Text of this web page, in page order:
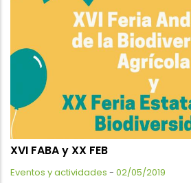
XVI FABA y XX FEB
Eventos y actividades - 02/05/2019